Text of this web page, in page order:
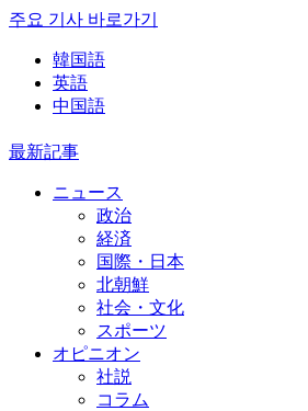
주요 기사 바로가기
韓国語
英語
中国語
最新記事
ニュース
政治
経済
国際・日本
北朝鮮
社会・文化
スポーツ
オピニオン
社説
コラム